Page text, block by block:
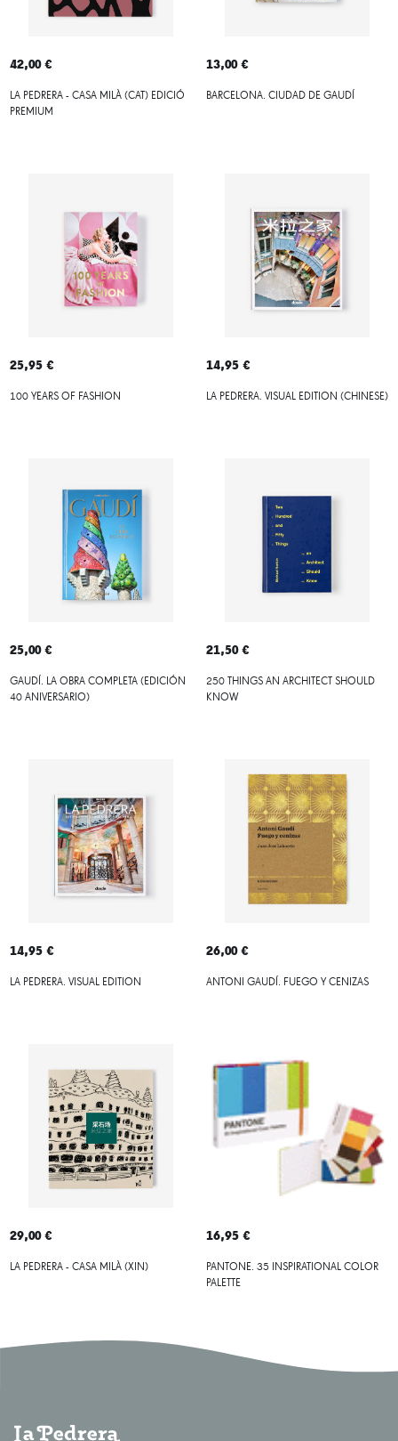
42,00 €
LA PEDRERA - CASA MILÀ (CAT) EDICIÓ
PREMIUM
13,00 €
BARCELONA. CIUDAD DE GAUDÍ
25,95 €
100 YEARS OF FASHION
14,95 €
LA PEDRERA. VISUAL EDITION (CHINESE)
25,00 €
GAUDÍ. LA OBRA COMPLETA (EDICIÓN
40 ANIVERSARIO)
21,50 €
250 THINGS AN ARCHITECT SHOULD
KNOW
14,95 €
LA PEDRERA. VISUAL EDITION
26,00 €
ANTONI GAUDÍ. FUEGO Y CENIZAS
29,00 €
LA PEDRERA - CASA MILÀ (XIN)
16,95 €
PANTONE. 35 INSPIRATIONAL COLOR
PALETTE